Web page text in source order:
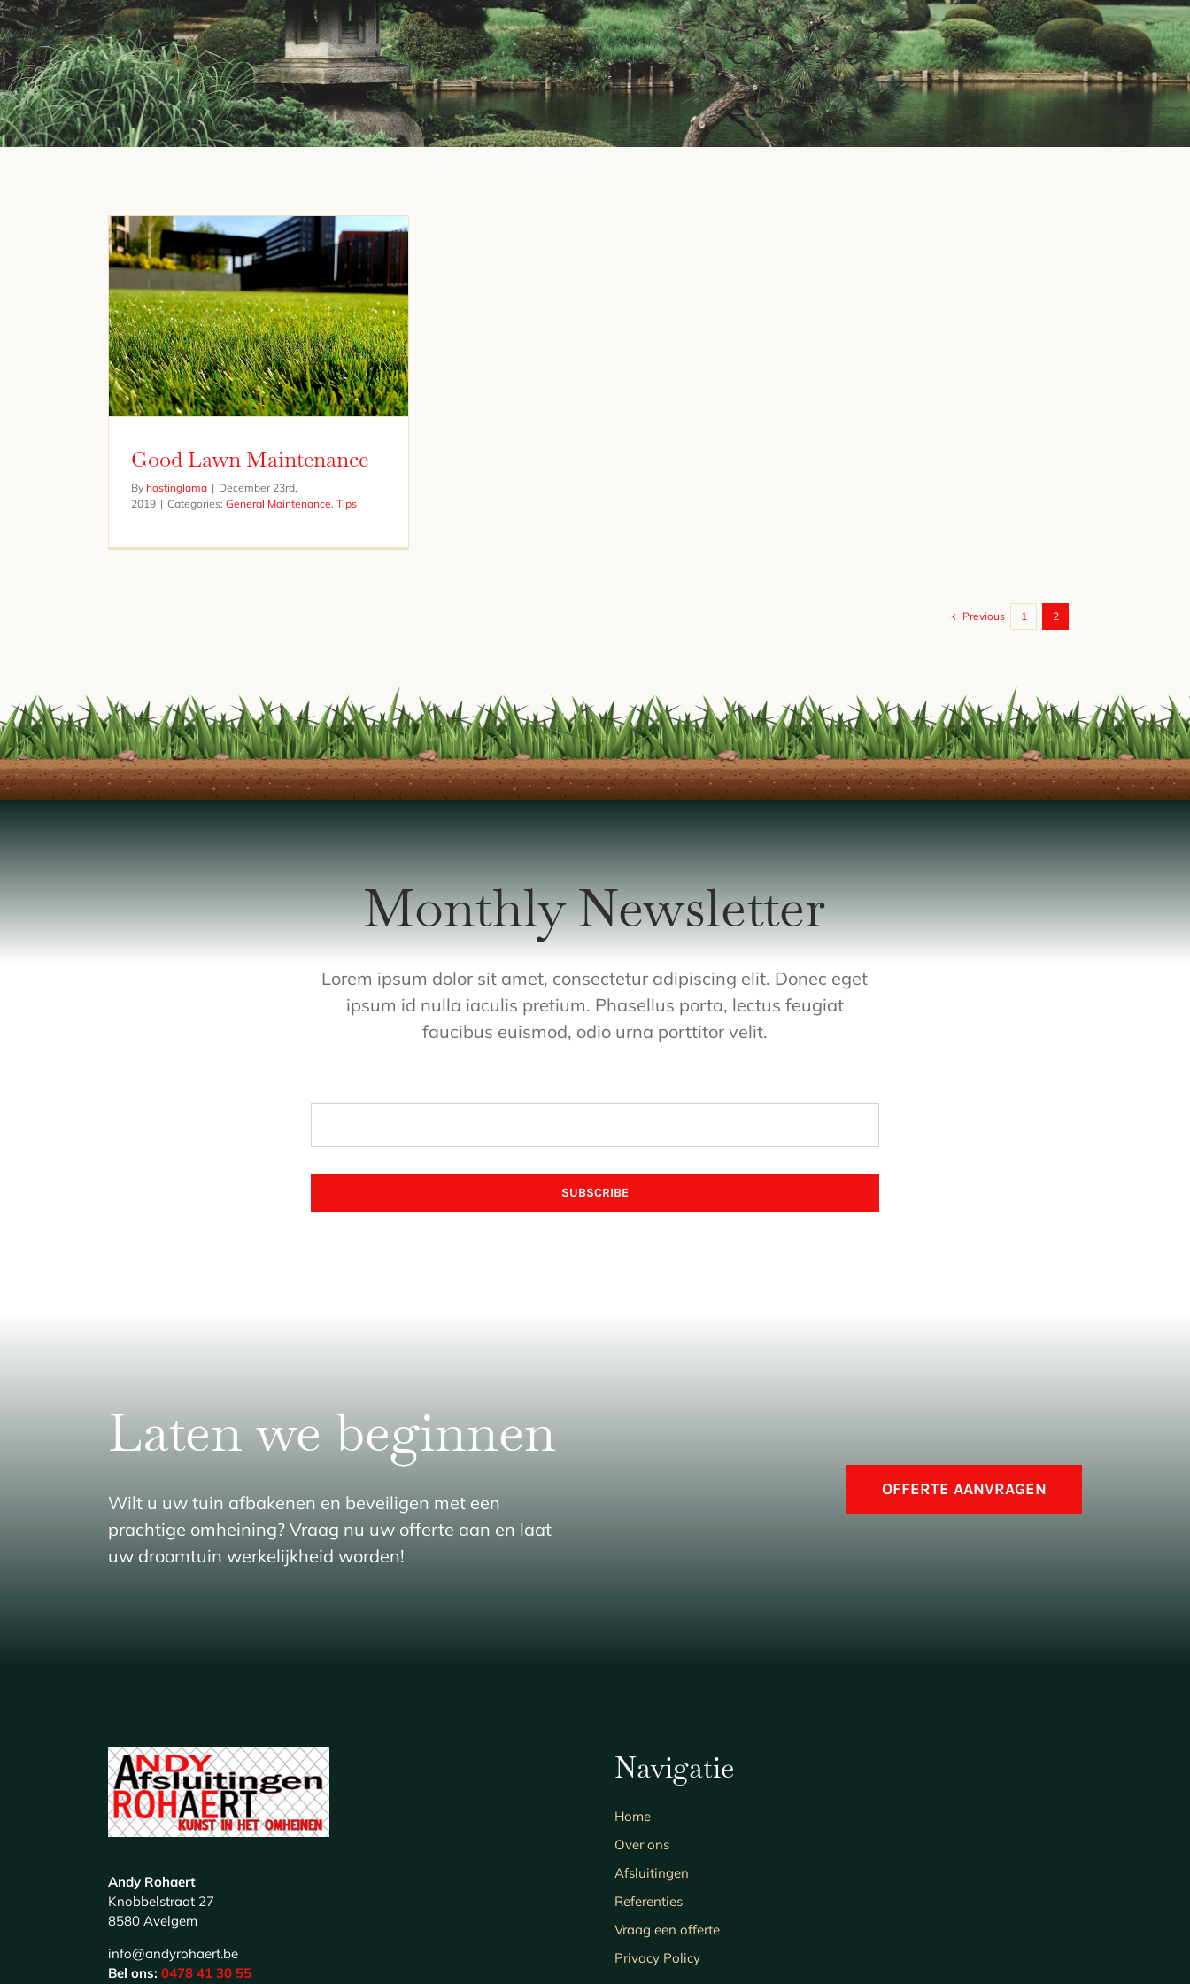
Good Lawn Maintenance
By hostinglama | December 23rd,
2019 | Categories: General Maintenance, Tips
Previous 1 2
Monthly Newsletter
Lorem ipsum dolor sit amet, consectetur adipiscing elit. Donec eget
ipsum id nulla iaculis pretium. Phasellus porta, lectus feugiat
faucibus euismod, odio urna porttitor velit.
SUBSCRIBE
Laten we beginnen
Wilt u uw tuin afbakenen en beveiligen met een
prachtige omheining? Vraag nu uw offerte aan en laat
uw droomtuin werkelijkheid worden!
OFFERTE AANVRAGEN
Andy Rohaert
Knobbelstraat 27
8580 Avelgem
info@andyrohaert.be
Bel ons: 0478 41 30 55
Navigatie
Home
Over ons
Afsluitingen
Referenties
Vraag een offerte
Privacy Policy